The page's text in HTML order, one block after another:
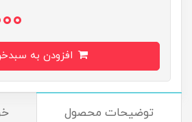
توضیحات محصول